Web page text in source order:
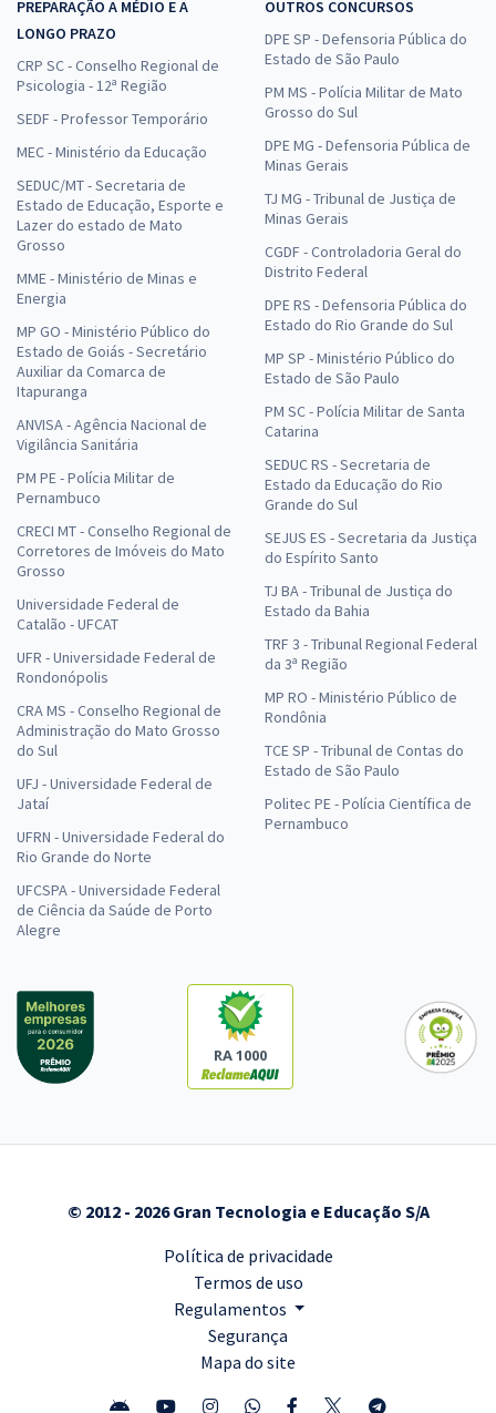
Comprar
TJ SC - Tribunal de Justiça do Estado de Santa Catarina - Engenheiro
Civil (Pós-Edital)
à vista
R$40,00
Economize R$ 120,00 (-20%)
Comprar
PREPARAÇÃO A MÉDIO E A
LONGO PRAZO
CRP SC - Conselho Regional de
Psicologia - 12ª Região
SEDF - Professor Temporário
MEC - Ministério da Educação
SEDUC/MT - Secretaria de
Estado de Educação, Esporte e
Lazer do estado de Mato
Grosso
MME - Ministério de Minas e
Energia
MP GO - Ministério Público do
Estado de Goiás - Secretário
Auxiliar da Comarca de
Itapuranga
ANVISA - Agência Nacional de
Vigilância Sanitária
PM PE - Polícia Militar de
Pernambuco
CRECI MT - Conselho Regional de
Corretores de Imóveis do Mato
Grosso
Universidade Federal de
Catalão - UFCAT
UFR - Universidade Federal de
Rondonópolis
CRA MS - Conselho Regional de
Administração do Mato Grosso
do Sul
UFJ - Universidade Federal de
Jataí
UFRN - Universidade Federal do
Rio Grande do Norte
UFCSPA - Universidade Federal
de Ciência da Saúde de Porto
Alegre
OUTROS CONCURSOS
DPE SP - Defensoria Pública do
Estado de São Paulo
PM MS - Polícia Militar de Mato
Grosso do Sul
DPE MG - Defensoria Pública de
Minas Gerais
TJ MG - Tribunal de Justiça de
Minas Gerais
CGDF - Controladoria Geral do
Distrito Federal
DPE RS - Defensoria Pública do
Estado do Rio Grande do Sul
MP SP - Ministério Público do
Estado de São Paulo
PM SC - Polícia Militar de Santa
Catarina
SEDUC RS - Secretaria de
Estado da Educação do Rio
Grande do Sul
SEJUS ES - Secretaria da Justiça
do Espírito Santo
TJ BA - Tribunal de Justiça do
Estado da Bahia
TRF 3 - Tribunal Regional Federal
da 3ª Região
MP RO - Ministério Público de
Rondônia
TCE SP - Tribunal de Contas do
Estado de São Paulo
Politec PE - Polícia Científica de
Pernambuco
RA 1000
© 2012 - 2026 Gran Tecnologia e Educação S/A
Política de privacidade
Termos de uso
Regulamentos
Segurança
Mapa do site